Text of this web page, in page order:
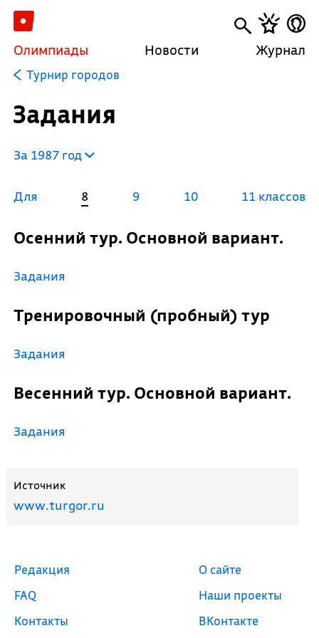
Олимпиады Новости Журнал
Турнир городов
Задания
За 1987 год
Для 8 9 10 11 классов
Осенний тур. Основной вариант.
Задания
Тренировочный (пробный) тур
Задания
Весенний тур. Основной вариант.
Задания
Источник
www.turgor.ru
Редакция
FAQ
Контакты
О сайте
Наши проекты
ВКонтакте